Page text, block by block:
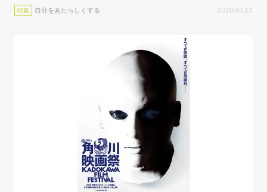
特集 自分をあたらしくする 2020.07.22